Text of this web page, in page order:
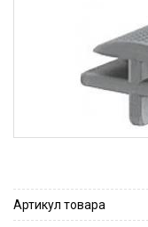
Артикул товара